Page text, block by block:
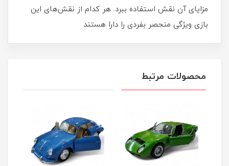
مزایای آن نقش استفاده ببرد. هر کدام از نقش‌های این
بازی ویژگی منحصر بفردی را دارا هستند
محصولات مرتبط